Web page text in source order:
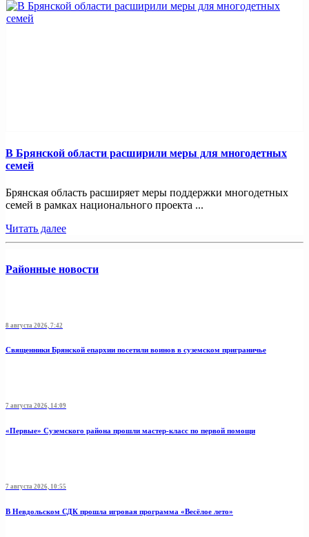
В Брянской области расширили меры для многодетных
семей
Брянская область расширяет меры поддержки многодетных
семей в рамках национального проекта ...
Читать далее
Районные новости
8 августа 2026, 7:42
Священники Брянской епархии посетили воинов в суземском приграничье
7 августа 2026, 14:09
«Первые» Суземского района прошли мастер-класс по первой помощи
7 августа 2026, 10:55
В Невдольском СДК прошла игровая программа «Весёлое лето»